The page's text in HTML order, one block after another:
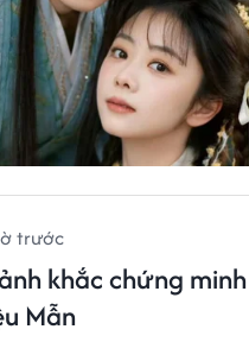
trước
khắc chứng
Mẫn